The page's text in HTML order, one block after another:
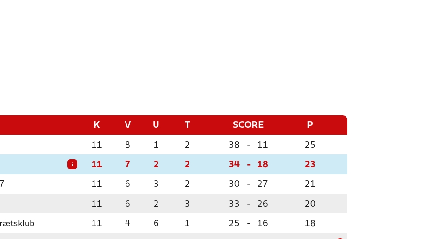
K V U T SCORE P
11 8 1 2 38 - 11 25
i 11 7 2 2 34 - 18 23
11 6 3 2 30 - 27 21
11 6 2 3 33 - 26 20
11 4 6 1 25 - 16 18